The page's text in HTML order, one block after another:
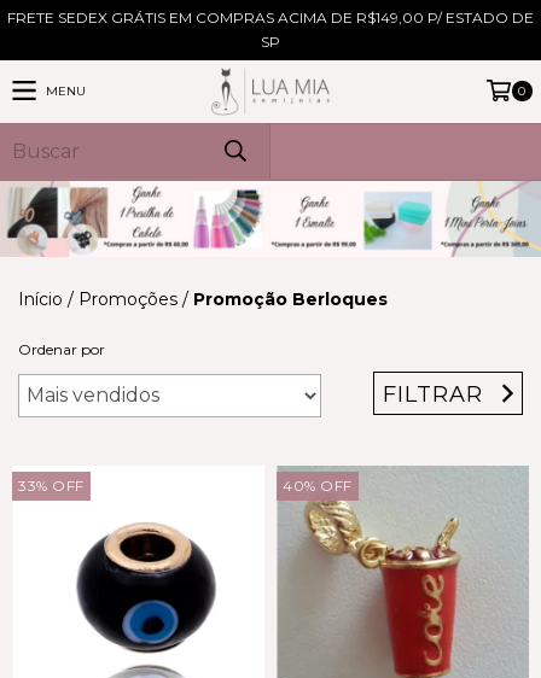
FRETE SEDEX GRÁTIS EM COMPRAS ACIMA DE R$149,00 P/ ESTADO DE
SP
MENU 0
Início / Promoções / Promoção Berloques
Ordenar por
FILTRAR
33% OFF 40% OFF